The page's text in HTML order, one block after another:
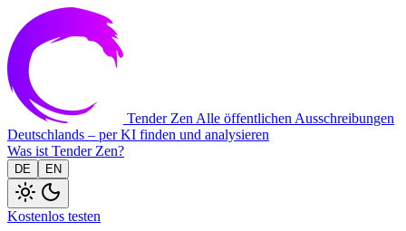
Tender Zen Alle öffentlichen Ausschreibungen
Deutschlands – per KI finden und analysieren
Was ist Tender Zen?
DE EN
Kostenlos testen